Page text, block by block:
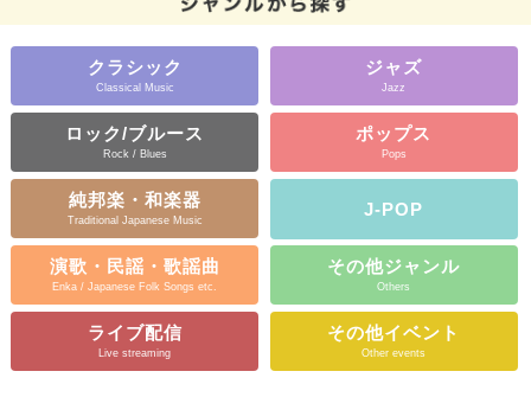
クラシック
Classical Music
ジャズ
Jazz
ロック/ブルース
Rock / Blues
ポップス
Pops
純邦楽・和楽器
Traditional Japanese Music
J-POP
演歌・民謡・歌謡曲
Enka / Japanese Folk Songs etc.
その他ジャンル
Others
ライブ配信
Live streaming
その他イベント
Other events